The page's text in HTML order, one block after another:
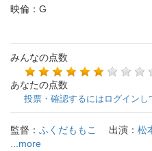
映倫：G
みんなの点数
あなたの点数
投票・確認するにはログインし
監督： ふくだももこ 出演： 松
...more